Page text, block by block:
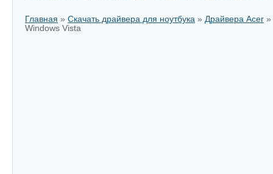
Главная » Скачать драйвера для ноутбука » Драйвера Acer »
Windows Vista